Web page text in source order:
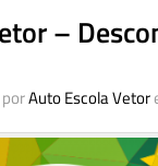
–
porAuto Escola Vetor